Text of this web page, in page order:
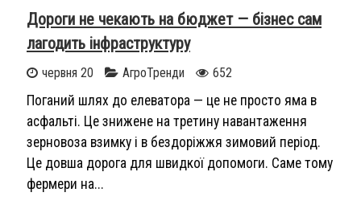
Дороги не чекають на бюджет — бізнес сам
лагодить інфраструктуру
червня 20 АгроТренди 652
Поганий шлях до елеватора — це не просто яма в
асфальті. Це знижене на третину навантаження
зерновоза взимку і в бездоріжжя зимовий період.
Це довша дорога для швидкої допомоги. Саме тому
фермери на...